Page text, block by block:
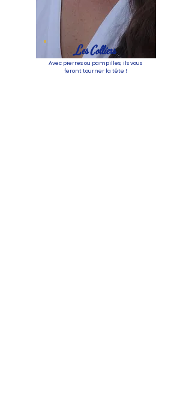
Les Colliers
Avec pierres ou pampilles, ils vous
feront tourner la tête !